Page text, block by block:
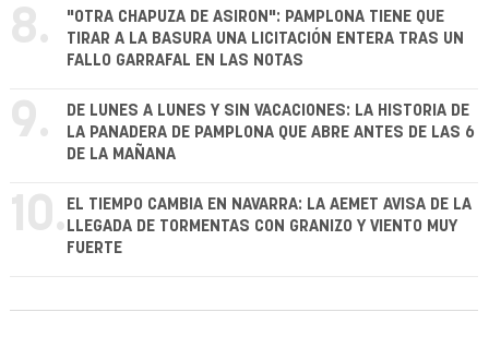
8.
"OTRA CHAPUZA DE ASIRON": PAMPLONA TIENE QUE
TIRAR A LA BASURA UNA LICITACIÓN ENTERA TRAS UN
FALLO GARRAFAL EN LAS NOTAS
9.
DE LUNES A LUNES Y SIN VACACIONES: LA HISTORIA DE
LA PANADERA DE PAMPLONA QUE ABRE ANTES DE LAS 6
DE LA MAÑANA
10. EL TIEMPO CAMBIA EN NAVARRA: LA AEMET AVISA DE LA
LLEGADA DE TORMENTAS CON GRANIZO Y VIENTO MUY
FUERTE